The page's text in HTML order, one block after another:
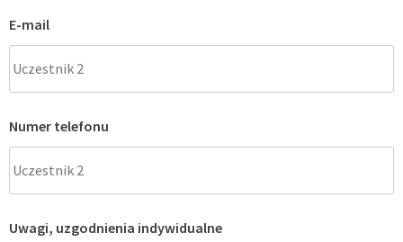
E-mail
Numer telefonu
Uwagi, uzgodnienia indywidualne